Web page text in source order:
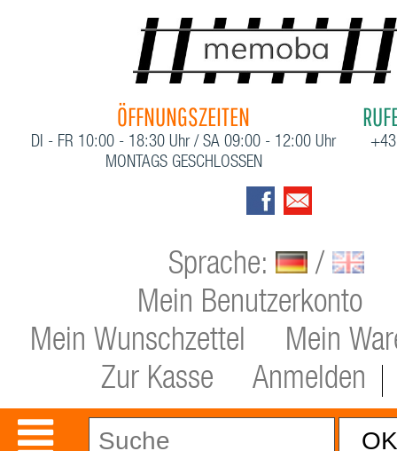
ÖFFNUNGSZEITEN
DI - FR 10:00 - 18:30 Uhr / SA 09:00 - 12:00 Uhr
MONTAGS GESCHLOSSEN
Sprache:
/
Mein Benutzerkonto
Mein Wunschzettel
Mein
Zur Kasse
Anmelden